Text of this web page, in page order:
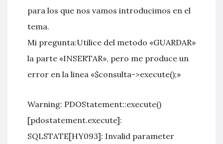
para los que nos vamos introducimos en el
tema.
Mi pregunta:Utilice del metodo «GUARDAR»
la parte «INSERTAR», pero me produce un
error en la linea «$consulta->execute();»
Warning: PDOStatement::execute()
[pdostatement.execute]:
SQLSTATE[HY093]: Invalid parameter